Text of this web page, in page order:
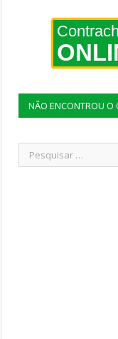
NÃO ENCONTROU O